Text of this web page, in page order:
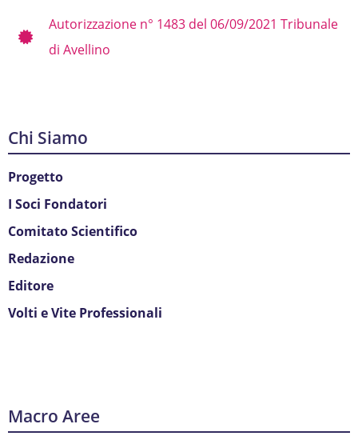
Autorizzazione n° 1483 del 06/09/2021 Tribunale
di Avellino
Chi Siamo
Progetto
I Soci Fondatori
Comitato Scientifico
Redazione
Editore
Volti e Vite Professionali
Macro Aree